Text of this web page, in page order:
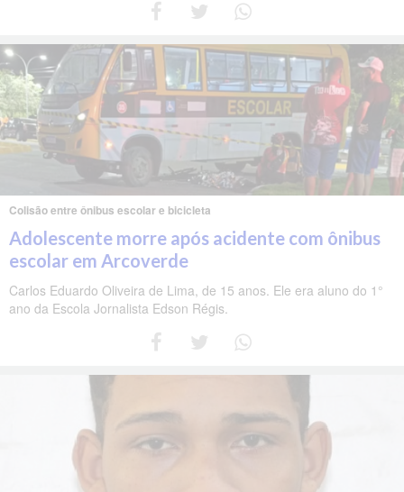
Colisão entre ônibus escolar e bicicleta
Adolescente morre após acidente com ônibus
escolar em Arcoverde
Carlos Eduardo Oliveira de Lima, de 15 anos. Ele era aluno do 1°
ano da Escola Jornalista Edson Régis.